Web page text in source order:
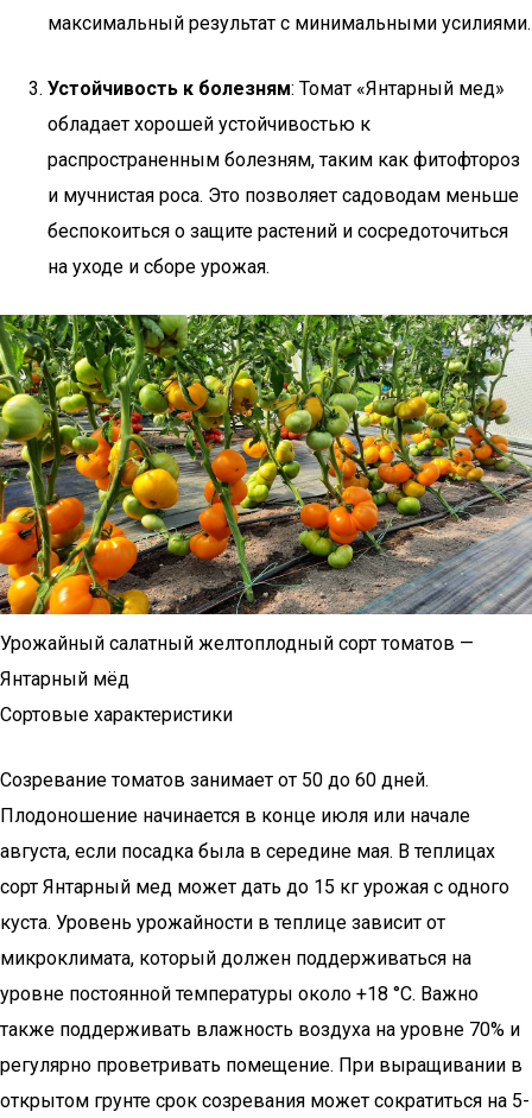
максимальный результат с минимальными усилиями.
Устойчивость к болезням: Томат «Янтарный мед»
обладает хорошей устойчивостью к
распространенным болезням, таким как фитофтороз
и мучнистая роса. Это позволяет садоводам меньше
беспокоиться о защите растений и сосредоточиться
на уходе и сборе урожая.
Урожайный салатный желтоплодный сорт томатов —
Янтарный мёд
Сортовые характеристики
Созревание томатов занимает от 50 до 60 дней.
Плодоношение начинается в конце июля или начале
августа, если посадка была в середине мая. В теплицах
сорт Янтарный мед может дать до 15 кг урожая с одного
куста. Уровень урожайности в теплице зависит от
микроклимата, который должен поддерживаться на
уровне постоянной температуры около +18 °С. Важно
также поддерживать влажность воздуха на уровне 70% и
регулярно проветривать помещение. При выращивании в
открытом грунте срок созревания может сократиться на 5-